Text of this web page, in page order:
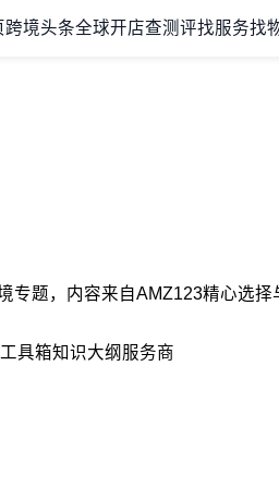
跨境头条全球开店查测评找服务找
专题，内容来自AMZ123精心选
工具箱知识大纲 服务商